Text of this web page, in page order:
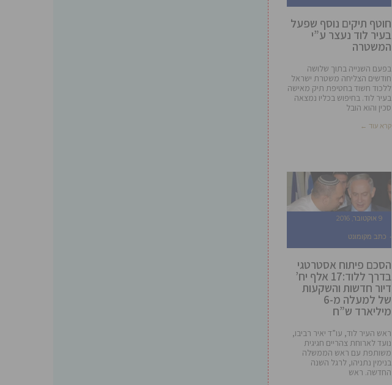
חוטף תיקים נוסף שפעל
בעיר לוד נעצר ע”י
המשטרה
בפעם השנייה בתוך שלושה
חודשים הצליחה משטרת ישראל
ללכוד חשוד בחטיפת תיק מאישה
בעיר לוד. בחיפוש בכליו נמצאה
סכין והוא הובל
קרא עוד ←
9 אוקטובר, 2016
כתב מקומונט
הסכם פיתוח אסטרטגי
בדרך ללוד:17 אלף יח’
דיור חדשות והשקעות
של למעלה מ-6
מיליארד ש”ח
ראש העיר לוד, עו”ד יאיר רביבו,
נועד לארוחת צהריים חגיגית
משותפת עם ראש הממשלה
בנימין נתניהו, לרגל השנה
החדשה. ראש